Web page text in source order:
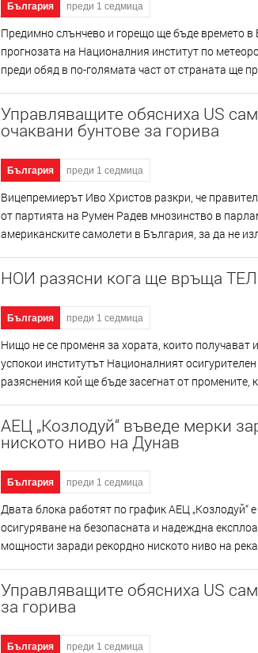
България преди 1 седмица
Предимно слънчево и горещо ще бъде времето в
прогнозата на Националния институт по
преди обяд в по-голямата част от страната ще
Управляващите обясниха US
очаквани бунтове за горива
България преди 1 седмица
Вицепремиерът Иво Христов разкри, че
от партията на Румен Радев мнозинство в
американските самолети в България, за да не
НОИ разясни кога ще връща
България преди 1 седмица
Нищо не се променя за хората, които получават
успокои институтът Националният осигурителен
разяснения кой ще бъде засегнат от промените,
АЕЦ „Козлодуй“ въведе мерки
ниското ниво на Дунав
България преди 1 седмица
Двата блока работят по график АЕЦ „Козлодуй“
осигуряване на безопасната и надеждна
мощности заради рекордно ниското ниво на
Управляващите обясниха US
за горива
България преди 1 седмица